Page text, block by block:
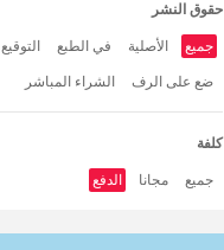
حقوق النشر
جميع الأصلية في الطبع التوقيع
ضع على الرف الشراء المباشر
كلفة
جميع مجانا الدفع